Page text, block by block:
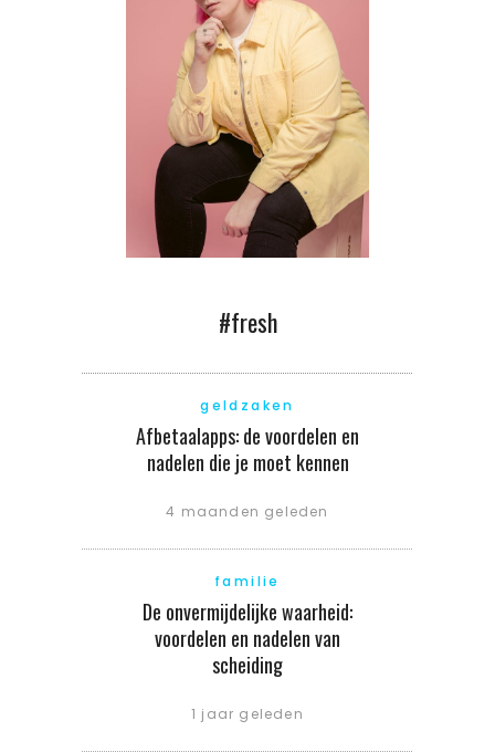
#fresh
geldzaken
Afbetaalapps: de voordelen en
nadelen die je moet kennen
4 maanden geleden
familie
De onvermijdelijke waarheid:
voordelen en nadelen van
scheiding
1 jaar geleden